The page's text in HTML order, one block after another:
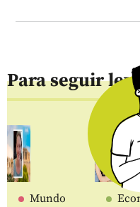
Para seguir
Mundo